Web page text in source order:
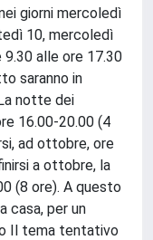
giorni mercoledì
10, mercoledì
alle ore 17.30
saranno in
notte dei
16.00-20.00 (4
ad ottobre, ore
a ottobre, la
(8 ore). A questo
casa, per un
Il tema tentativo